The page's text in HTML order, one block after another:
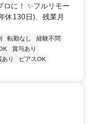
に！ ✨フルリモー
休130日)、残業月
転勤なし
経験不問
賞与あり
り
ピアスOK